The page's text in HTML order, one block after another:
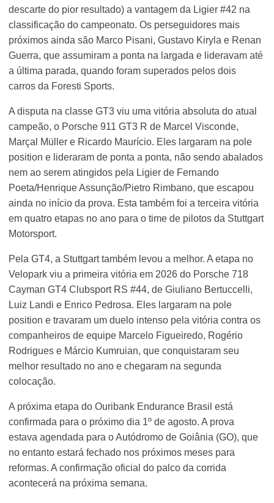
descarte do pior resultado) a vantagem da Ligier #42 na
classificação do campeonato. Os perseguidores mais
próximos ainda são Marco Pisani, Gustavo Kiryla e Renan
Guerra, que assumiram a ponta na largada e lideravam até
a última parada, quando foram superados pelos dois
carros da Foresti Sports.
A disputa na classe GT3 viu uma vitória absoluta do atual
campeão, o Porsche 911 GT3 R de Marcel Visconde,
Marçal Müller e Ricardo Maurício. Eles largaram na pole
position e lideraram de ponta a ponta, não sendo abalados
nem ao serem atingidos pela Ligier de Fernando
Poeta/Henrique Assunção/Pietro Rimbano, que escapou
ainda no início da prova. Esta também foi a terceira vitória
em quatro etapas no ano para o time de pilotos da Stuttgart
Motorsport.
Pela GT4, a Stuttgart também levou a melhor. A etapa no
Velopark viu a primeira vitória em 2026 do Porsche 718
Cayman GT4 Clubsport RS #44, de Giuliano Bertuccelli,
Luiz Landi e Enrico Pedrosa. Eles largaram na pole
position e travaram um duelo intenso pela vitória contra os
companheiros de equipe Marcelo Figueiredo, Rogério
Rodrigues e Márcio Kumruian, que conquistaram seu
melhor resultado no ano e chegaram na segunda
colocação.
A próxima etapa do Ouribank Endurance Brasil está
confirmada para o próximo dia 1º de agosto. A prova
estava agendada para o Autódromo de Goiânia (GO), que
no entanto estará fechado nos próximos meses para
reformas. A confirmação oficial do palco da corrida
acontecerá na próxima semana.